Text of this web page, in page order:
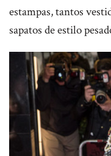
estampas, tantos
sapatos de estilo